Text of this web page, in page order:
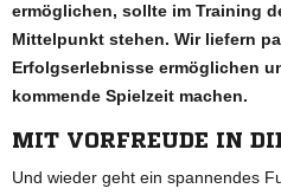
ermöglichen, sollte im Training
Mittelpunkt stehen. Wir liefern
Erfolgserlebnisse ermöglichen
kommende Spielzeit machen.
MIT VORFREUDE IN
Und wieder geht ein spannendes